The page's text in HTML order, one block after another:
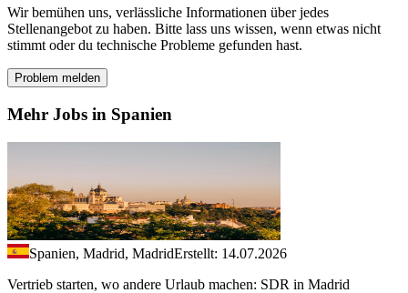
Wir bemühen uns, verlässliche Informationen über jedes
Stellenangebot zu haben. Bitte lass uns wissen, wenn etwas nicht
stimmt oder du technische Probleme gefunden hast.
Problem melden
Mehr Jobs in Spanien
Spanien, Madrid, MadridErstellt: 14.07.2026
Vertrieb starten, wo andere Urlaub machen: SDR in Madrid